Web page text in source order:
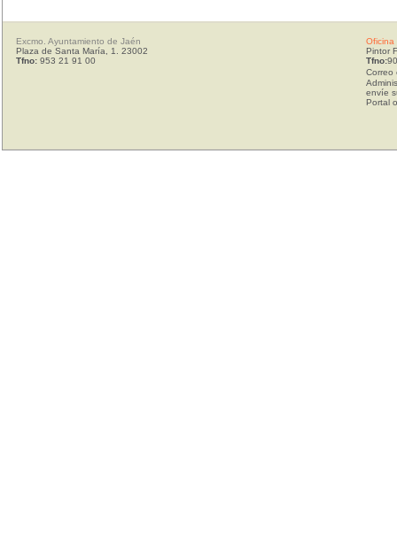
Excmo. Ayuntamiento de Jaén
Plaza de Santa María, 1. 23002
Tfno: 953 21 91 00
Oficina
Pintor
Tfno:
Correo
envíe
Portal